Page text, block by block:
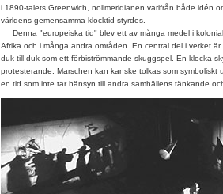
i 1890-talets Greenwich, nollmeridianen varifrån både idén
världens gemensamma klocktid styrdes.
Denna "europeiska tid" blev ett av många medel i
Afrika och i många andra områden. En central del i verket är
duk till duk som ett förbiströmmande skuggspel. En klocka
protesterande. Marschen kan kanske tolkas som symboliskt
en tid som inte tar hänsyn till andra samhällens tänkande